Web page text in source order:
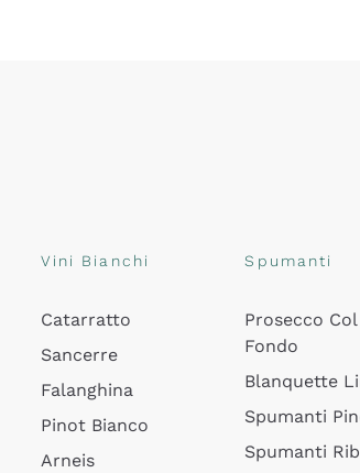
Vini Bianchi
Catarratto
Sancerre
Falanghina
Pinot Bianco
Arneis
Spumanti
Prosecco Col
Fondo
Blanquette
Spumanti
Spumanti